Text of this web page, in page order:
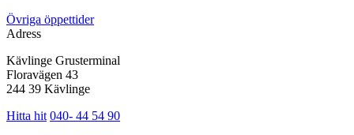
Övriga öppettider
Adress
Kävlinge Grusterminal
Floravägen 43
244 39 Kävlinge
Hitta hit 040- 44 54 90